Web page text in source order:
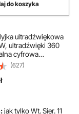
do koszyka
ultradźwiękowa
ultradźwięki 360
cyfrowa
myjka
z timerem
czyszczenia
(627)
jak tylko Wt. Sier. 11